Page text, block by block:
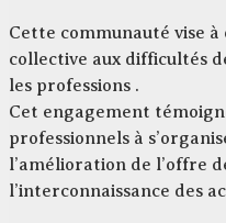
Cette communauté vise
collective aux difficultés
les professions .
Cet engagement
professionnels à
l’amélioration de l’offre
l’interconnaissance des